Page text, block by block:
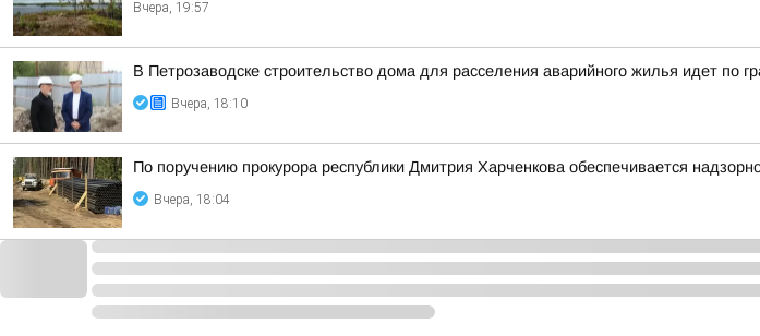
Вчера, 19:57
В Петрозаводске строительство дома для расселения аварийного жилья идет по
Вчера, 18:10
По поручению прокурора республики Дмитрия Харченкова обеспечивается
Вчера, 18:04